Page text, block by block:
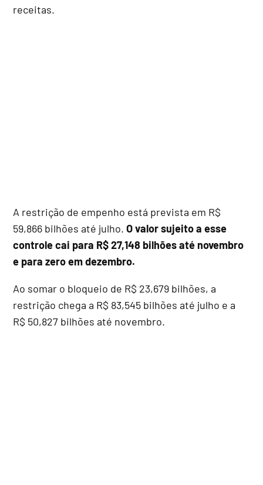
receitas.
A restrição de empenho está prevista em R$
59,866 bilhões até julho.O valor sujeito a esse
controle cai para R$ 27,148 bilhões até novembro
e para zero em dezembro.
Ao somar o bloqueio de R$ 23,679 bilhões, a
restrição chega a R$ 83,545 bilhões até julho e a
R$ 50,827 bilhões até novembro.